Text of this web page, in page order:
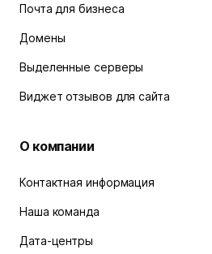
Почта для бизнеса
Домены
Выделенные серверы
Виджет отзывов для сайта
О компании
Контактная информация
Наша команда
Дата-центры